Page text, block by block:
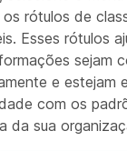
os rótulos de
Esses rótulos
sejam
e estejam
com os
da sua